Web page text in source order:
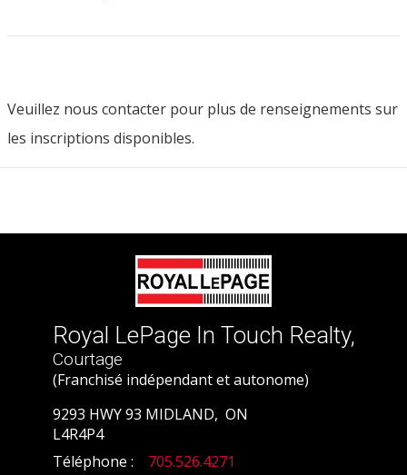
Veuillez nous contacter pour plus de renseignements sur
les inscriptions disponibles.
Royal LePage In Touch Realty,
Courtage
(Franchisé indépendant et autonome)
9293 HWY 93 MIDLAND, ON
L4R4P4
Téléphone :
705.526.4271